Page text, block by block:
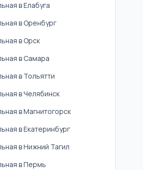
в Елабуга
в Оренбург
в Орск
в Самара
в Тольятти
в Челябинск
в Магнитогорск
в Екатеринбург
в Нижний Тагил
в Пермь